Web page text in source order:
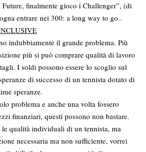
Future, finalmente gioco i Challenger”, (di
entrare nei 300: a long way to go..
indubbiamente il grande problema. Più
più si può comprare qualità di lavoro
I soldi possono essere lo scoglio sul
di successo di un tennista dotato di
speranze.
problema e anche una volta fossero
finanziari, questi possono non bastare.
qualità individuali di un tennista, ma
necessaria ma non sufficiente, vorrei